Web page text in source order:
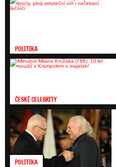
POLITIKA
ČESKÉ CELEBRITY
POLITIKA